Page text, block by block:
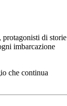
protagonisti di storie
imbarcazione
che continua